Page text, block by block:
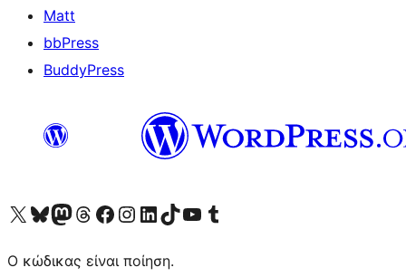
Matt
bbPress
BuddyPress
Visit our X (formerly Twitter) account
Visit our Bluesky account
Επισκεφθείτε τον λογαριασμό μας στο Mastodon
Visit our Threads account
Επισκεφτείτε τη σελίδα μας στο Facebook
Επισκεφθείτε τον λογαριασμό μας Instagram
Επισκεφθείτε τον λογαριασμό μας LinkedIn
Visit our TikTok account
Visit our YouTube channel
Visit our Tumblr account
Ο κώδικας είναι ποίηση.